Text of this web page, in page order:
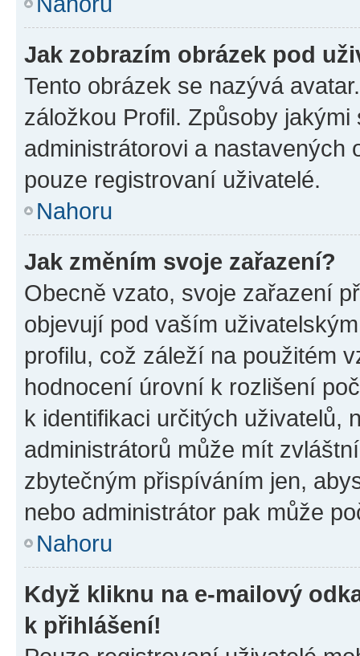
Jak zobrazím obrázek pod
Tento obrázek se nazývá
záložkou Profil. Způsoby
administrátorovi a nastavených
pouze registrovaní uživatelé.
Nahoru
Jak změním svoje zařazení?
Obecně vzato, svoje zařazení
objevují pod vaším
profilu, což záleží na použitém
hodnocení úrovní k rozlišení
k identifikaci určitých uživatelů,
administrátorů může mít
zbytečným přispíváním jen,
nebo administrátor pak může
Nahoru
Když kliknu na e-mailový
k přihlášení!